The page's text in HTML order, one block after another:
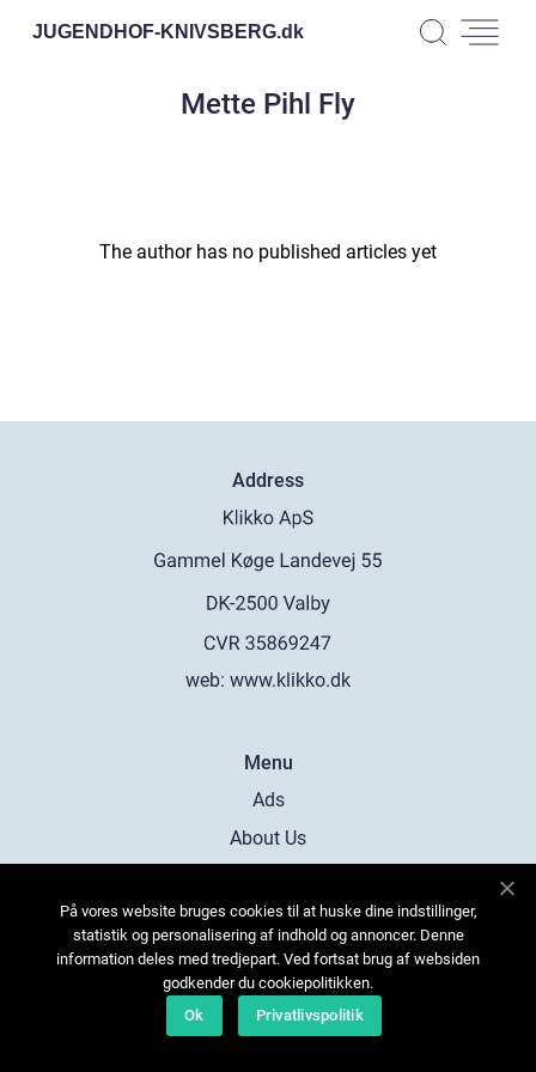
JUGENDHOF-KNIVSBERG.dk
Mette Pihl Fly
The author has no published articles yet
Address
web: www.klikko.dk
Menu
Ads
About Us
Contact
Sitemap
På vores website bruges cookies til at huske dine indstillinger,
statistik og personalisering af indhold og annoncer. Denne
information deles med tredjepart. Ved fortsat brug af websiden
godkender du cookiepolitikken.
Ok
Privatlivspolitik